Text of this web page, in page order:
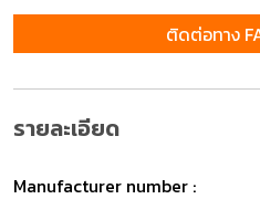
ติดต่อทาง
รายละเอียด
Manufacturer number :